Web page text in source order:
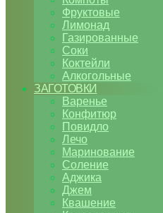
Фруктовые
Лимонад
Газированные
Соки
Коктейли
Алкогольные
ЗАГОТОВКИ
Варенье
Конфитюр
Повидло
Лечо
Маринование
Соление
Аджика
Джем
Квашение